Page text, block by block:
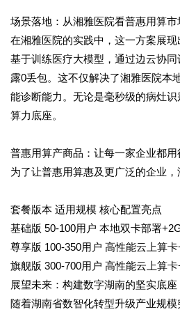
场景落地：从湘雅医院看普惠用算市
在湘雅医院的实践中，这一方案展
基于训练医疗大模型，通过边云协
露0丢包。这不仅解决了湘雅医院本
能诊断能力。无论是毫秒级的病灶
算力底座。
普惠用算产商品：让每一家企业都用
为了让普惠用算惠及更广泛的企业
套餐版本 适用规模 核心配置亮点
基础版 50-100用户 本地双卡部署
尊享版 100-350用户 高性能云上算卡
旗舰版 300-700用户 高性能云上算卡
展望未来：构建数字湖南的坚实底座
随着湖南省数智化转型升级产业规模